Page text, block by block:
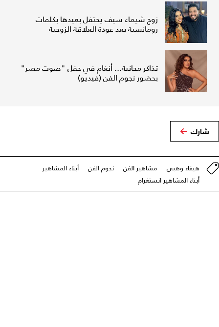
زوج شيماء سيف يحتفل بعيدها بكلمات
رومانسية بعد عودة العلاقة الزوجية
تذاكر مجانية... أنغام في حفل "صوت مصر"
بحضور نجوم الفن (فيديو)
شارك
هيفاء وهبي مشاهير الفن نجوم الفن
أبناء المشاهير
أبناء المشاهير انستغرام